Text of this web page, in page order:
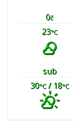
0č
23°C
sub
30°C/ 18°C